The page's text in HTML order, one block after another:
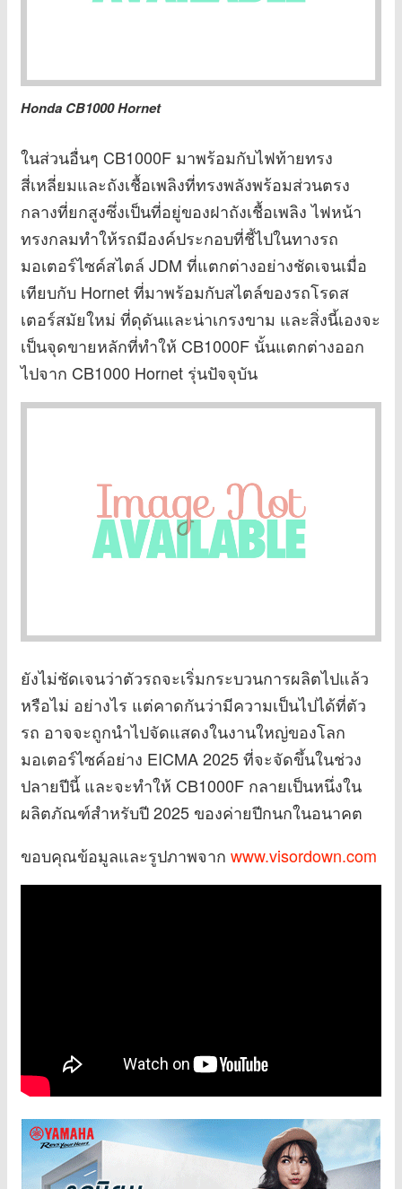
Honda CB1000 Hornet
ในส่วนอื่นๆ CB1000F มาพร้อมกับไฟท้ายทรง
สี่เหลี่ยมและถังเชื้อเพลิงที่ทรงพลังพร้อมส่วนตรง
กลางที่ยกสูงซึ่งเป็นที่อยู่ของฝาถังเชื้อเพลิง ไฟหน้า
ทรงกลมทำให้รถมีองค์ประกอบที่ชี้ไปในทางรถ
มอเตอร์ไซค์สไตล์ JDM ที่แตกต่างอย่างชัดเจนเมื่อ
เทียบกับ Hornet ที่มาพร้อมกับสไตล์ของรถโรดส
เตอร์สมัยใหม่ ที่ดุดันและน่าเกรงขาม และสิ่งนี้เองจะ
เป็นจุดขายหลักที่ทำให้ CB1000F นั้นแตกต่างออก
ไปจาก CB1000 Hornet รุ่นปัจจุบัน
ยังไม่ชัดเจนว่าตัวรถจะเริ่มกระบวนการผลิตไปแล้ว
หรือไม่ อย่างไร แต่คาดกันว่ามีความเป็นไปได้ที่ตัว
รถ อาจจะถูกนำไปจัดแสดงในงานใหญ่ของโลก
มอเตอร์ไซค์อย่าง EICMA 2025 ที่จะจัดขึ้นในช่วง
ปลายปีนี้ และจะทำให้ CB1000F กลายเป็นหนึ่งใน
ผลิตภัณฑ์สำหรับปี 2025 ของค่ายปีกนกในอนาคต
ขอบคุณข้อมูลและรูปภาพจาก www.visordown.com